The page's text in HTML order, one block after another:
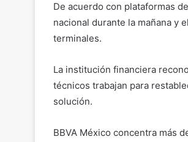
De acuerdo con plataformas
nacional durante la mañana y
terminales.
La institución financiera
técnicos trabajan para
solución.
BBVA México concentra más